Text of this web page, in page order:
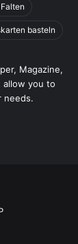
basteln
Magazine,
allow you to
needs.